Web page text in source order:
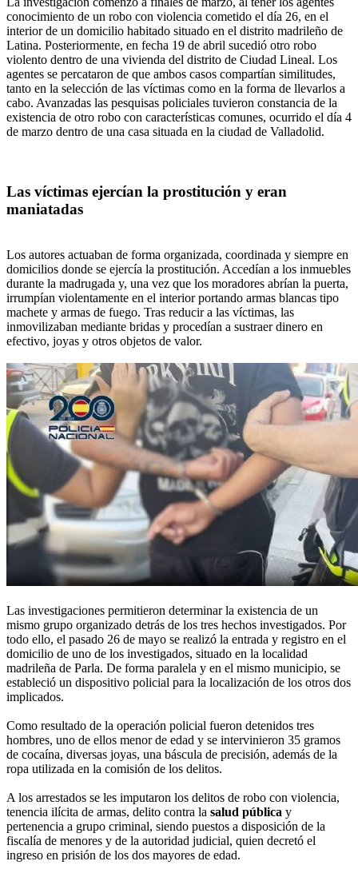
conocimiento de un robo con violencia cometido el día 26, en el
interior de un domicilio habitado situado en el distrito madrileño de
Latina. Posteriormente, en fecha 19 de abril sucedió otro robo
violento dentro de una vivienda del distrito de Ciudad Lineal. Los
agentes se percataron de que ambos casos compartían similitudes,
tanto en la selección de las víctimas como en la forma de llevarlos a
cabo. Avanzadas las pesquisas policiales tuvieron constancia de la
existencia de otro robo con características comunes, ocurrido el día 4
de marzo dentro de una casa situada en la ciudad de Valladolid.
Las víctimas ejercían la prostitución y eran
maniatadas
Los autores actuaban de forma organizada, coordinada y siempre en
domicilios donde se ejercía la prostitución. Accedían a los inmuebles
durante la madrugada y, una vez que los moradores abrían la puerta,
irrumpían violentamente en el interior portando armas blancas tipo
machete y armas de fuego. Tras reducir a las víctimas, las
inmovilizaban mediante bridas y procedían a sustraer dinero en
efectivo, joyas y otros objetos de valor.
Las investigaciones permitieron determinar la existencia de un
mismo grupo organizado detrás de los tres hechos investigados. Por
todo ello, el pasado 26 de mayo se realizó la entrada y registro en el
domicilio de uno de los investigados, situado en la localidad
madrileña de Parla. De forma paralela y en el mismo municipio, se
estableció un dispositivo policial para la localización de los otros dos
implicados.
Como resultado de la operación policial fueron detenidos tres
hombres, uno de ellos menor de edad y se intervinieron 35 gramos
de cocaína, diversas joyas, una báscula de precisión, además de la
ropa utilizada en la comisión de los delitos.
A los arrestados se les imputaron los delitos de robo con violencia,
tenencia ilícita de armas, delito contra la salud pública y
pertenencia a grupo criminal, siendo puestos a disposición de la
fiscalía de menores y de la autoridad judicial, quien decretó el
ingreso en prisión de los dos mayores de edad.